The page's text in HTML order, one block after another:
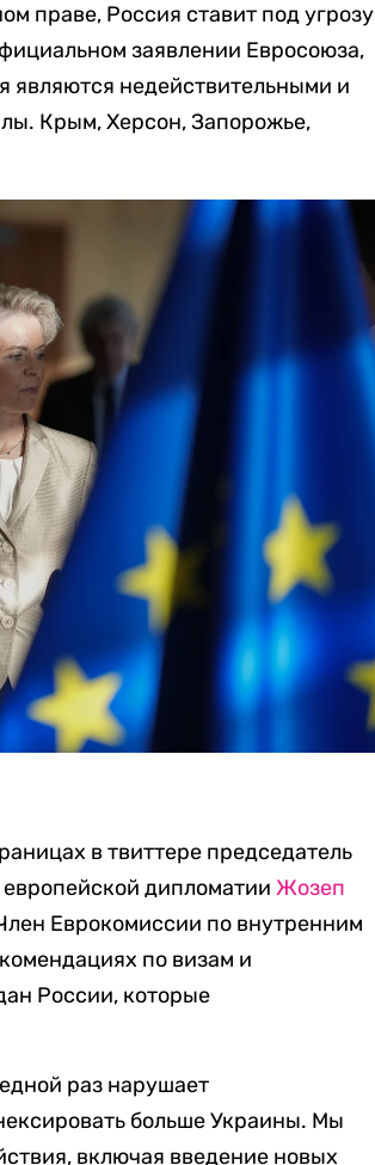
праве, Россия ставит под угрозу
заявлении Евросоюза,
являются недействительными и
Крым, Херсон, Запорожье,
в твиттере председатель
европейской дипломатии Жозеп
Еврокомиссии по внутренним
по визам и
России, которые
раз нарушает
больше Украины. Мы
включая введение новых